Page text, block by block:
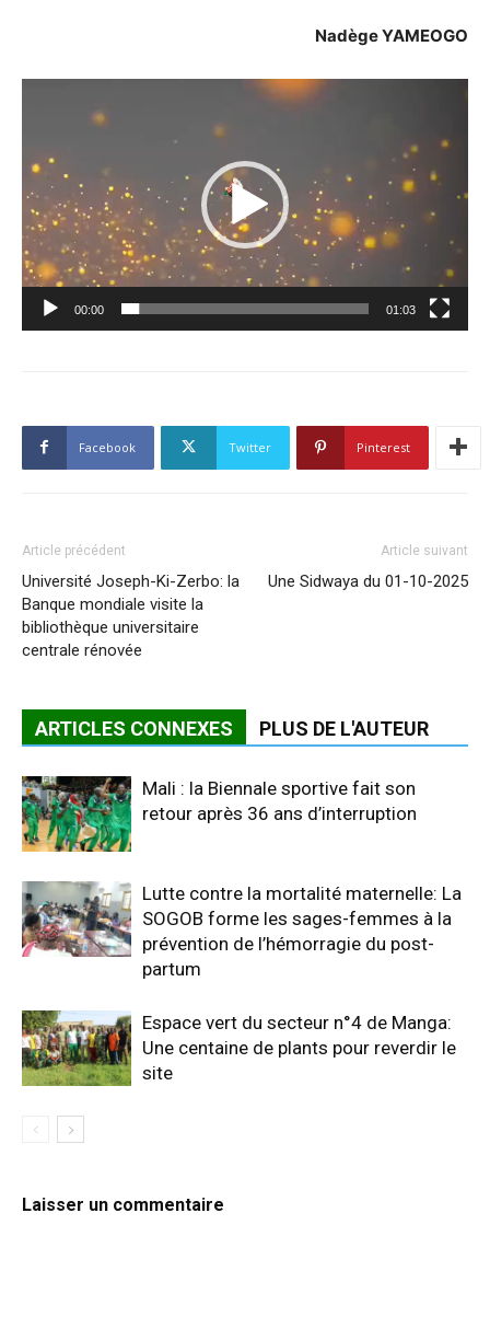
Nadège YAMEOGO
Lecteur
00:00 01:03
Facebook Twitter Pinterest
Article précédent
Université Joseph-Ki-Zerbo: la
Banque mondiale visite la
bibliothèque universitaire
centrale rénovée
Article suivant
Une Sidwaya du 01-10-2025
ARTICLES CONNEXES PLUS DE L'AUTEUR
Mali : la Biennale sportive fait son
retour après 36 ans d’interruption
Lutte contre la mortalité maternelle: La
SOGOB forme les sages-femmes à la
prévention de l’hémorragie du post-
partum
Espace vert du secteur n°4 de Manga:
Une centaine de plants pour reverdir le
site
Laisser un commentaire